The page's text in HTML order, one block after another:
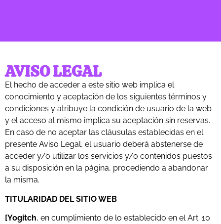
AVISO LEGAL
El hecho de acceder a este sitio web implica el
conocimiento y aceptación de los siguientes términos y
condiciones y atribuye la condición de usuario de la web
y el acceso al mismo implica su aceptación sin reservas.
En caso de no aceptar las cláusulas establecidas en el
presente Aviso Legal, el usuario deberá abstenerse de
acceder y/o utilizar los servicios y/o contenidos puestos
a su disposición en la página, procediendo a abandonar
la misma.
TITULARIDAD DEL SITIO WEB
[Yogitch, en cumplimiento de lo establecido en el Art. 10